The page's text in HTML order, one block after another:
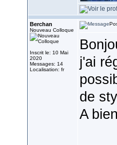
Berchan
Nouveau Colloque
Inscrit le: 10 Mai
2020
Messages: 14
Localisation: fr
j'ai
de
A